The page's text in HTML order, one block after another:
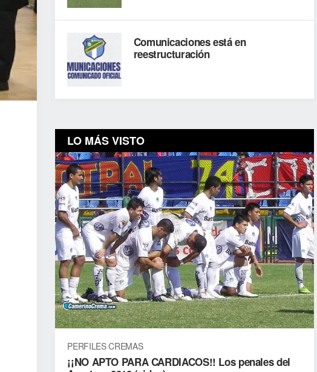
Comunicaciones está en
reestructuración
LO MÁS VISTO
PERFILES CREMAS
¡¡NO APTO PARA CARDIACOS!! Los penales del